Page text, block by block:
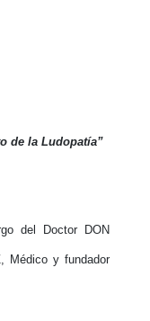
de la Ludopatía”
del Doctor DON
Médico y fundador